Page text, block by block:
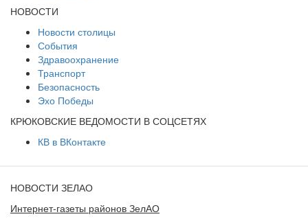
НОВОСТИ
Новости столицы
События
Здравоохранение
Транспорт
Безопасность
Эхо Победы
КРЮКОВСКИЕ ВЕДОМОСТИ В СОЦСЕТЯХ
КВ в ВКонтакте
НОВОСТИ ЗЕЛАО
Интернет-газеты районов ЗелАО